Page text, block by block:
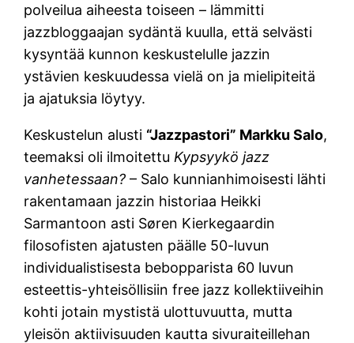
polveilua aiheesta toiseen – lämmitti
jazzbloggaajan sydäntä kuulla, että selvästi
kysyntää kunnon keskustelulle jazzin
ystävien keskuudessa vielä on ja mielipiteitä
ja ajatuksia löytyy.
Keskustelun alusti “Jazzpastori” Markku Salo,
teemaksi oli ilmoitettu Kypsyykö jazz
vanhetessaan? – Salo kunnianhimoisesti lähti
rakentamaan jazzin historiaa Heikki
Sarmantoon asti Søren Kierkegaardin
filosofisten ajatusten päälle 50-luvun
individualistisesta bebopparista 60 luvun
esteettis-yhteisöllisiin free jazz kollektiiveihin
kohti jotain mystistä ulottuvuutta, mutta
yleisön aktiivisuuden kautta sivuraiteillehan